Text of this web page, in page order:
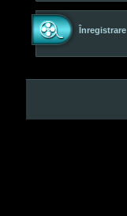
Înregistrare